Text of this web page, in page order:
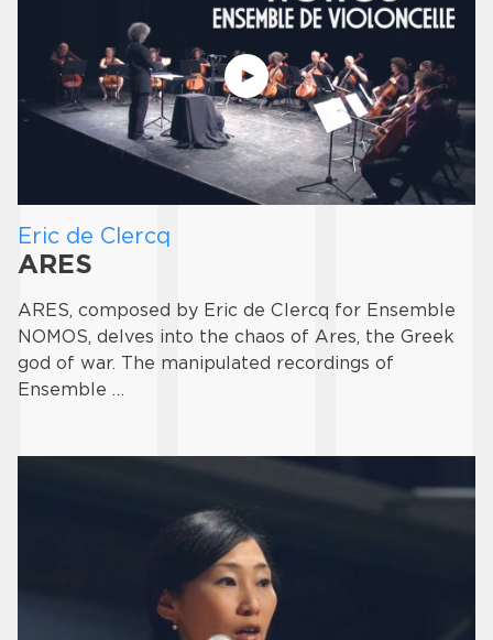
Eric de Clercq
ARES
ARES, composed by Eric de Clercq for Ensemble
NOMOS, delves into the chaos of Ares, the Greek
god of war. The manipulated recordings of
Ensemble …